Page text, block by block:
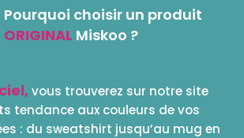
Pourquoi choisir un produit
ORIGINAL Miskoo ?
vous trouverez sur notre site
tendance aux couleurs de vos
: du sweatshirt jusqu’au mug en